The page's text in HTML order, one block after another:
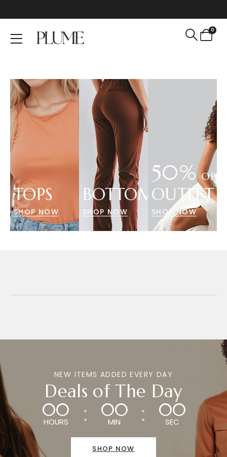
0
TOPS
SHOP NOW
BOTTOMS
SHOP NOW
50% OFF
OUTLET
SHOP NOW
NEW ITEMS ADDED EVERY DAY
Deals of The Day
00
HOURS
00
MIN
00
SEC
SHOP NOW